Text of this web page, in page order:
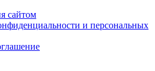
сайтом
и персональных